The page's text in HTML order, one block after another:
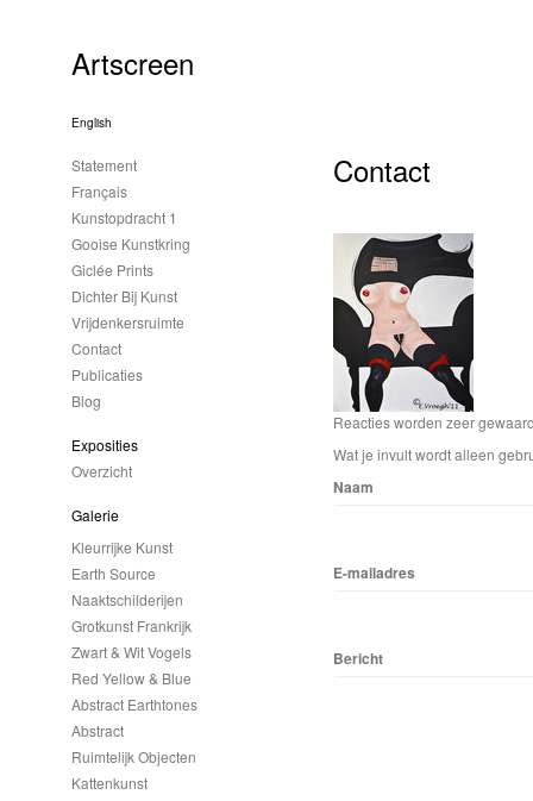
Contact
Reacties worden zeer
Wat je invult wordt alleen
Naam
E-mailadres
Bericht
Artscreen
English
Statement
Français
Kunstopdracht 1
Gooise Kunstkring
Giclée Prints
Dichter Bij Kunst
Vrijdenkersruimte
Contact
Publicaties
Blog
Exposities
Overzicht
Galerie
Kleurrijke Kunst
Earth Source
Naaktschilderijen
Grotkunst Frankrijk
Zwart & Wit Vogels
Red Yellow & Blue
Abstract Earthtones
Abstract
Ruimtelijk Objecten
Kattenkunst